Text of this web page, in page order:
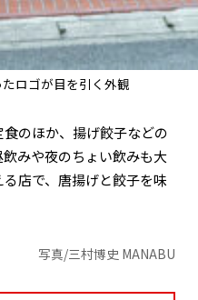
ロゴが目を引く外観
のほか、揚げ餃子などの
みや夜のちょい飲みも大
店で、唐揚げと餃子を味
写真/三村博史 MANABU